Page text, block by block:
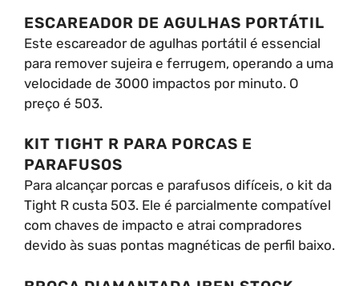
ESCAREADOR DE AGULHAS PORTÁTIL
Este escareador de agulhas portátil é essencial
para remover sujeira e ferrugem, operando a uma
velocidade de 3000 impactos por minuto. O
preço é 503.
KIT TIGHT R PARA PORCAS E
PARAFUSOS
Para alcançar porcas e parafusos difíceis, o kit da
Tight R custa 503. Ele é parcialmente compatível
com chaves de impacto e atrai compradores
devido às suas pontas magnéticas de perfil baixo.